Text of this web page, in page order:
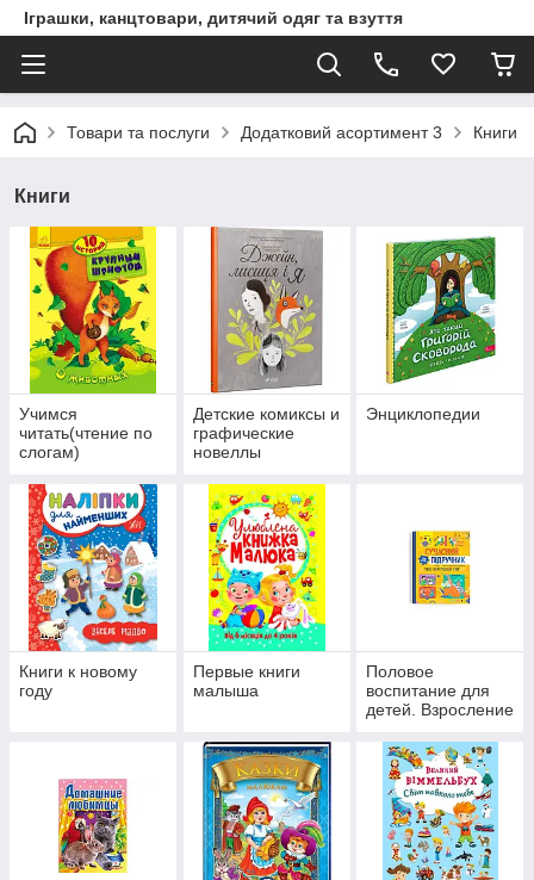
Іграшки, канцтовари, дитячий одяг та взуття
Товари та послуги Додатковий асортимент 3 Книги
Книги
Учимся
читать(чтение по
слогам)
Детские комиксы и
графические
новеллы
Энциклопедии
Книги к новому
году
Первые книги
малыша
Половое
воспитание для
детей. Взросление